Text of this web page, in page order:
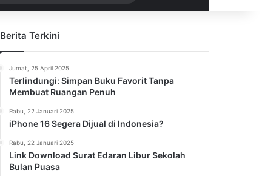
for
Berita Terkini
Jumat, 25 April 2025
Terlindungi: Simpan Buku Favorit Tanpa
Membuat Ruangan Penuh
Rabu, 22 Januari 2025
iPhone 16 Segera Dijual di Indonesia?
Rabu, 22 Januari 2025
Link Download Surat Edaran Libur Sekolah
Bulan Puasa